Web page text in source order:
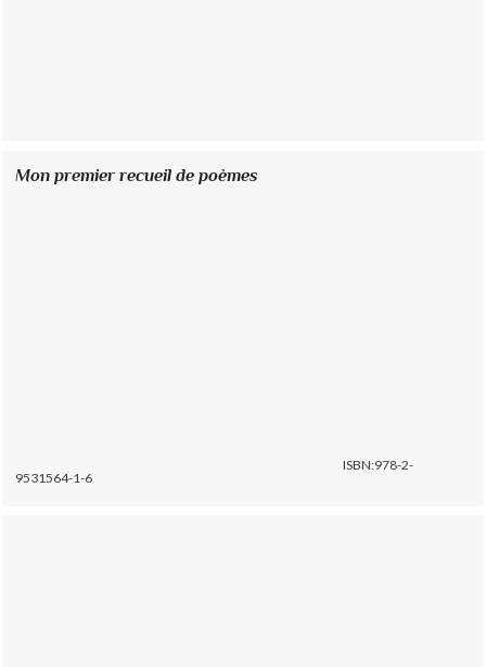
Mon premier recueil de poèmes
ISBN:978-2-
9531564-1-6